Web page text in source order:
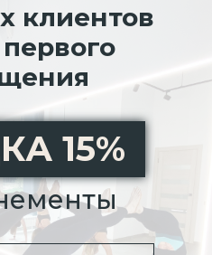
клиентов
15%